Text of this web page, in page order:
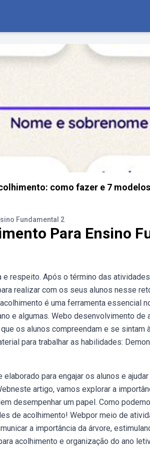
como fazer e 7
Fundamental 2
Para Ensino
respeito. Após o término das
realizar com os seus alunos nesse
é uma ferramenta essencial
e algumas. Webo desenvolvimento
os alunos compreendam e se sintam
para trabalhar as habilidades:
para engajar os alunos e
artigo, vamos explorar a
desempenhar um papel. Como
de acolhimento! Webpor meio de
a importância da árvore,
acolhimento e organização do ano